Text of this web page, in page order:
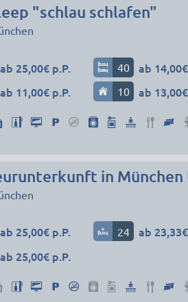
"schlau schlafen"
ab 25,00€ p.P. 40 ab
ab 11,00€ p.P. 10 ab
ab 25,00€ p.P. 24 ab
ab 25,00€ p.P.